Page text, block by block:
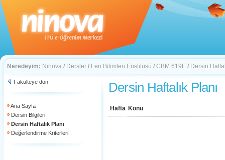
Neredeyim: Ninova / Dersler / Fen Bilimleri Enstitüsü / CBM 619E / Dersin
Fakülteye dön
Ana Sayfa
Dersin Bilgileri
Dersin Haftalık Planı
Değerlendirme Kriterleri
Dersin Haftalık Planı
Hafta Konu